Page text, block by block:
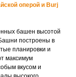
оперой и Burj
башен высотой
построены в
планировки и
максимум
вкусом и